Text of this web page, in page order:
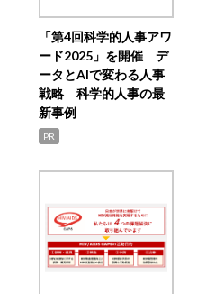
「第4回科学的人事アワ
ード2025」を開催 デ
ータとAIで変わる人事
戦略 科学的人事の最
新事例
PR